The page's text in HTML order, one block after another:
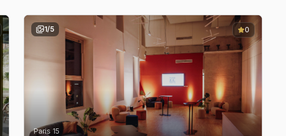
1/5 0
Paris 15